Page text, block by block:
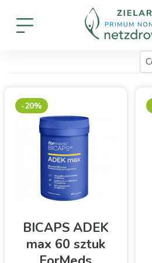
BICAPS ADEK
max 60 sztuk
-20%